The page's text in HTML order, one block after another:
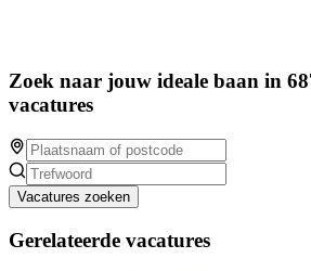
Zoek naar jouw ideale baan in
vacatures
Vacatures zoeken
Gerelateerde vacatures